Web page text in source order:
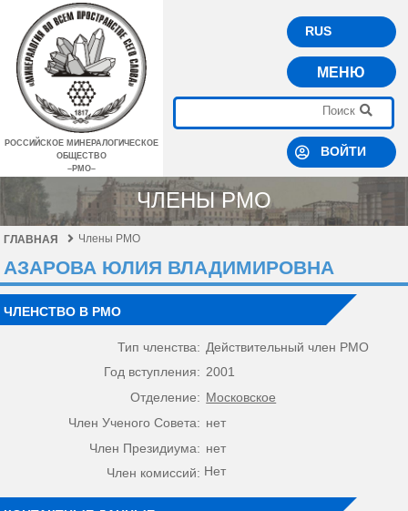
РОССИЙСКОЕ МИНЕРАЛОГИЧЕСКОЕ
ОБЩЕСТВО
–РМО–
RUS
МЕНЮ
ВОЙТИ
ЧЛЕНЫ РМО
ГЛАВНАЯ Члены РМО
АЗАРОВА ЮЛИЯ ВЛАДИМИРОВНА
ЧЛЕНСТВО В РМО
Тип членства: Действительный член РМО
Год вступления: 2001
Отделение: Московское
Член Ученого Совета: нет
Член Президиума: нет
Член комиссий: Нет